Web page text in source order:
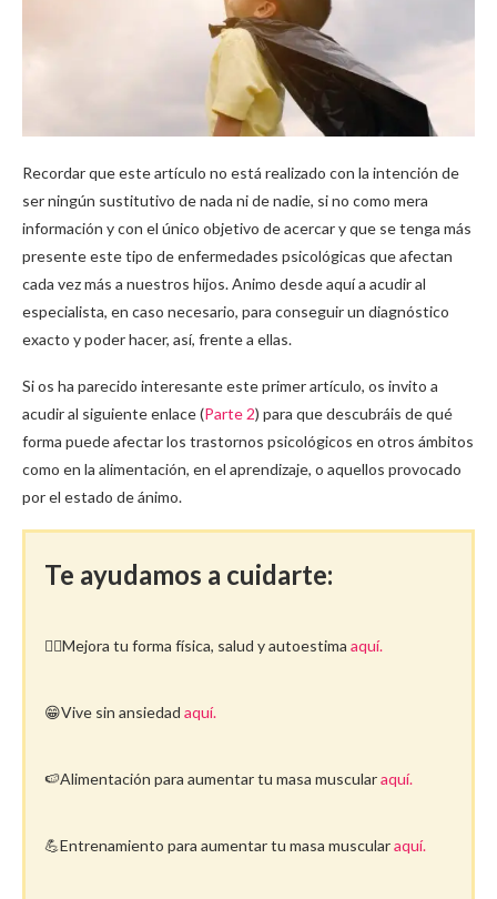
Recordar que este artículo no está realizado con la intención de
ser ningún sustitutivo de nada ni de nadie, si no como mera
información y con el único objetivo de acercar y que se tenga más
presente este tipo de enfermedades psicológicas que afectan
cada vez más a nuestros hijos. Animo desde aquí a acudir al
especialista, en caso necesario, para conseguir un diagnóstico
exacto y poder hacer, así, frente a ellas.
Si os ha parecido interesante este primer artículo, os invito a
acudir al siguiente enlace (Parte 2) para que descubráis de qué
forma puede afectar los trastornos psicológicos en otros ámbitos
como en la alimentación, en el aprendizaje, o aquellos provocado
por el estado de ánimo.
Te ayudamos a cuidarte:
🤸‍♀️Mejora tu forma física, salud y autoestima aquí.
😁Vive sin ansiedad aquí.
🍉Alimentación para aumentar tu masa muscularaquí.
💪Entrenamiento para aumentar tu masa muscularaquí.